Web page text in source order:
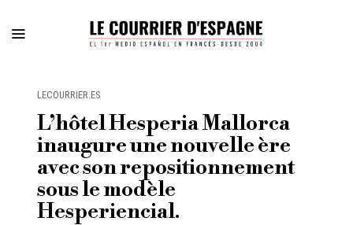
LECOURRIER.ES
L’hôtel Hesperia Mallorca
inaugure une nouvelle ère
avec son repositionnement
sous le modèle
Hesperiencial.